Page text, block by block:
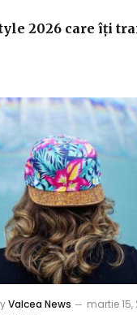
2026 care îți
Valcea News
martie 15,